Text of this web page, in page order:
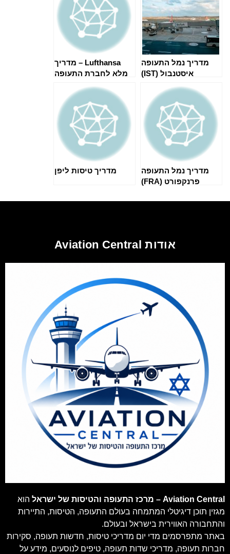
מדריך נמל התעופה
איסטנבול (IST)
Lufthansa – מדריך
מלא לחברת התעופה
מדריך נמל התעופה
פרנקפורט (FRA)
מדריך טיסות ליפן
אודות Aviation Central
Aviation Central – מרכז התעופה והטיסות של ישראל
הוא
מגזין תוכן דיגיטלי המתמחה בעולם התעופה, הטיסות, התיירות
והתחבורה האווירית בישראל ובעולם.
באתר מתפרסמים מדי יום מדריכי טיסות, חדשות תעופה, סקירות
חברות תעופה, מדריכי שדות תעופה, טיפים לנוסעים, מידע על